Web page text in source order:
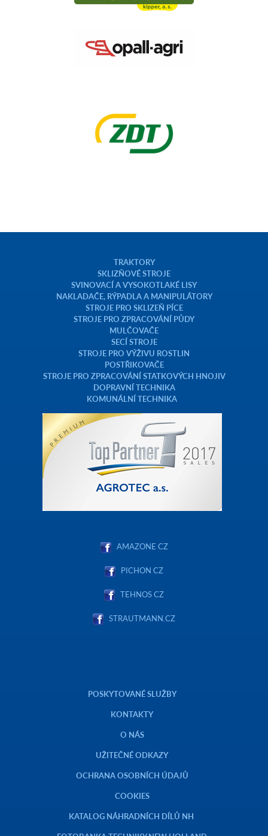
TRAKTORY
SKLIZŇOVÉ STROJE
SVINOVACÍ A VYSOKOTLAKÉ LISY
NAKLADAČE, RÝPADLA A MANIPULÁTORY
STROJE PRO SKLIZEŇ PÍCE
STROJE PRO ZPRACOVÁNÍ PŮDY
MULČOVAČE
SECÍ STROJE
STROJE PRO VÝŽIVU ROSTLIN
POSTŘIKOVAČE
STROJE PRO ZPRACOVÁNÍ STATKOVÝCH HNOJIV
DOPRAVNÍ TECHNIKA
KOMUNÁLNÍ TECHNIKA
AMAZONE CZ
PICHON CZ
TEHNOS CZ
STRAUTMANN.CZ
POSKYTOVANÉ SLUŽBY
KONTAKTY
O NÁS
UŽITEČNÉ ODKAZY
OCHRANA OSOBNÍCH ÚDAJŮ
COOKIES
KATALOG NÁHRADNÍCH DÍLŮ NH